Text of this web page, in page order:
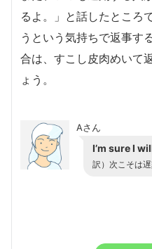
るよ。」と話したところ
うという気持ちで返事す
合は、すこし皮肉めいて
ょう。
Aさん
I’m sure I
訳）次こそは遅